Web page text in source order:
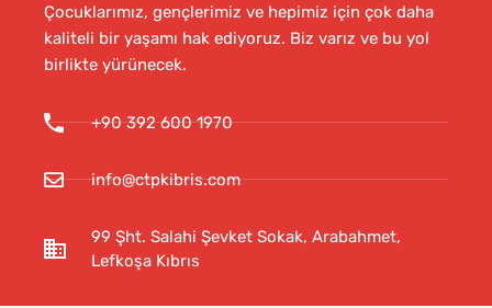
Çocuklarımız, gençlerimiz ve hepimiz için çok daha
kaliteli bir yaşamı hak ediyoruz. Biz varız ve bu yol
birlikte yürünecek.
+90 392 600 1970
info@ctpkibris.com
99 Şht. Salahi Şevket Sokak, Arabahmet,
Lefkoşa Kıbrıs